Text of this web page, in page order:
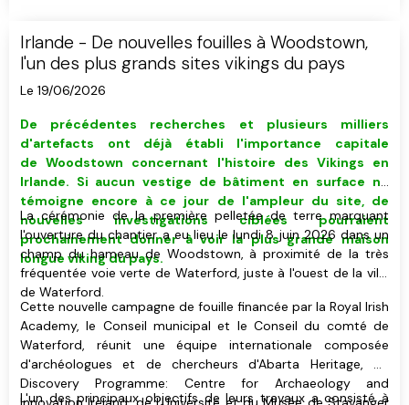
Irlande - De nouvelles fouilles à Woodstown,
l'un des plus grands sites vikings du pays
Le 19/06/2026
De précédentes recherches et plusieurs milliers
d'artefacts ont déjà établi l'importance capitale
de Woodstown concernant l'histoire des Vikings en
Irlande. Si aucun vestige de bâtiment en surface ne
témoigne encore à ce jour de l'ampleur du site, de
nouvelles investigations ciblées pourraient
prochainement donner à voir la plus grande maison
longue viking du pays.
La cérémonie de la première pelletée de terre marquant
l'ouverture du chantier a eu lieu le lundi 8 juin 2026 dans un
champ du hameau de Woodstown, à proximité de la très
fréquentée voie verte de Waterford, juste à l'ouest de la ville
de Waterford.
Cette nouvelle campagne de fouille financée par la Royal Irish
Academy, le Conseil municipal et le Conseil du comté de
Waterford, réunit une équipe internationale composée
d'archéologues et de chercheurs d'Abarta Heritage, du
Discovery Programme: Centre for Archaeology and
L'un des principaux objectifs de leurs travaux a consisté à